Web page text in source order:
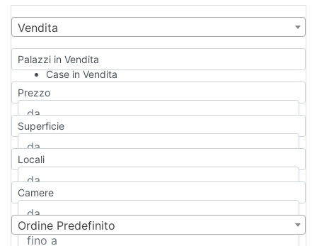
Vendita
Palazzi in Vendita
Case in Vendita
Qualsiasi
Appartamento
Casa indipendente
Casa Semi-indipendente
Attico/Mansarda
Rustico/Casale
Camera d'Albergo
Multiproprietà
Prezzo
Superficie
Locali
Camere
Ordine Predefinito